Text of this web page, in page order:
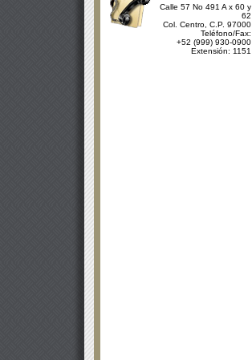
Calle 57 No 491 A x 60 y
62
Col. Centro, C.P. 97000
Teléfono/Fax:
+52 (999) 930-0900
Extensión: 1151